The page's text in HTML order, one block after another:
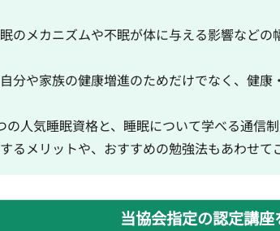
のメカニズムや不眠が体に与える影響など
分や家族の健康増進のためだけでなく、健康
の人気睡眠資格と、睡眠について学べる通信
るメリットや、おすすめの勉強法もあわせ
当協会指定の認定講座